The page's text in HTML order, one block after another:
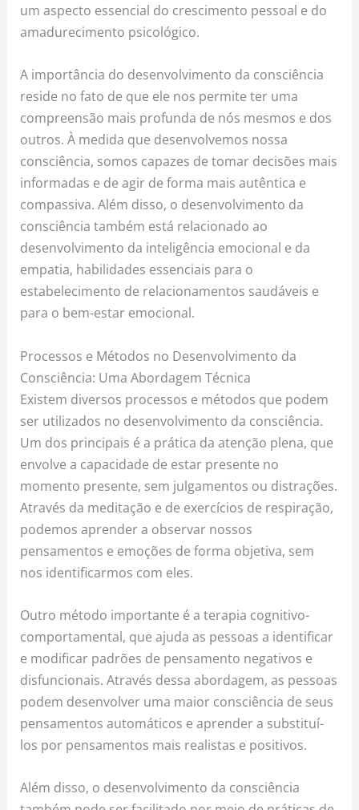
um aspecto essencial do crescimento pessoal e do
amadurecimento psicológico.
A importância do desenvolvimento da consciência
reside no fato de que ele nos permite ter uma
compreensão mais profunda de nós mesmos e dos
outros. À medida que desenvolvemos nossa
consciência, somos capazes de tomar decisões mais
informadas e de agir de forma mais autêntica e
compassiva. Além disso, o desenvolvimento da
consciência também está relacionado ao
desenvolvimento da inteligência emocional e da
empatia, habilidades essenciais para o
estabelecimento de relacionamentos saudáveis e
para o bem-estar emocional.
Processos e Métodos no Desenvolvimento da
Consciência: Uma Abordagem Técnica
Existem diversos processos e métodos que podem
ser utilizados no desenvolvimento da consciência.
Um dos principais é a prática da atenção plena, que
envolve a capacidade de estar presente no
momento presente, sem julgamentos ou distrações.
Através da meditação e de exercícios de respiração,
podemos aprender a observar nossos
pensamentos e emoções de forma objetiva, sem
nos identificarmos com eles.
Outro método importante é a terapia cognitivo-
comportamental, que ajuda as pessoas a identificar
e modificar padrões de pensamento negativos e
disfuncionais. Através dessa abordagem, as pessoas
podem desenvolver uma maior consciência de seus
pensamentos automáticos e aprender a substituí-
los por pensamentos mais realistas e positivos.
Além disso, o desenvolvimento da consciência